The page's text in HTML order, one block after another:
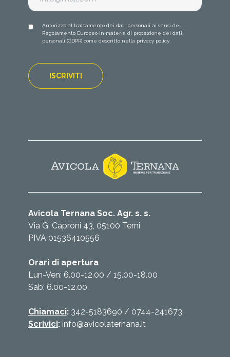
Autorizzo al trattamento dei dati personali ai sensi del
Regolamento Europeo in materia di protezione dei dati
personali (GDPR) come descritto nella privacy policy
Avicola Ternana Soc. Agr. s. s.
Via G. Caproni 43, 05100 Terni
PIVA 01536410556
Orari di apertura
Lun-Ven: 6.00-12.00 / 15.00-18.00
Sab: 6.00-12.00
Chiamaci: 342-5183690 / 0744-241673
Scrivici: info@avicolaternana.it